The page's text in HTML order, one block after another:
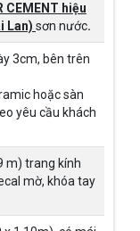
CEMENT hiệu
Lan) sơn nước.
3cm, bên trên
hoặc sàn
yêu cầu khách
m) trang kính
mờ, khóa tay